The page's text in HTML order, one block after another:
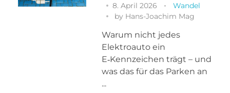
8. April 2026
Wandel
by Hans-Joachim Mag
Warum nicht jedes
Elektroauto ein
E‑Kennzeichen trägt – und
was das für das Parken an
...